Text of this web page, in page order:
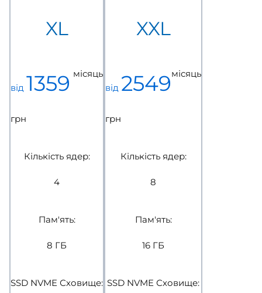
XL
від 1359
грн
місяць
Кількість ядер:
4
Пам'ять:
8 ГБ
SSD NVME Сховище:
XXL
від 2549
грн
місяць
Кількість ядер:
8
Пам'ять:
16 ГБ
SSD NVME Сховище: